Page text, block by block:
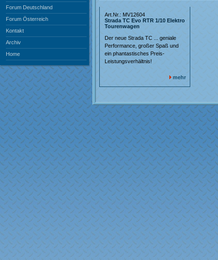
Forum Deutschland
Forum Österreich
Kontakt
Archiv
Home
Art.Nr.: MV12604
Strada TC Evo RTR 1/10 Elektro
Tourenwagen
Der neue Strada TC ... geniale
Performance, großer Spaß und
ein phantastisches Preis-
Leistungsverhältnis!
mehr